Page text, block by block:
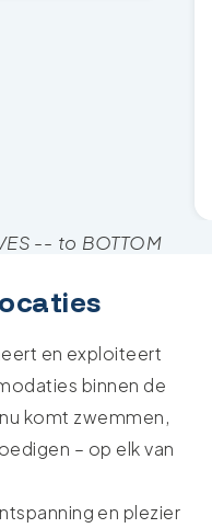
en exploiteert
binnen de
komt zwemmen,
– op elk van
en plezier